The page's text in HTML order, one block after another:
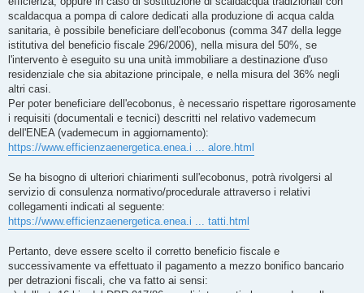
scaldacqua a pompa di calore dedicati alla produzione di acqua calda
sanitaria, è possibile beneficiare dell'ecobonus (comma 347 della legge
istitutiva del beneficio fiscale 296/2006), nella misura del 50%, se
l'intervento è eseguito su una unità immobiliare a destinazione d'uso
residenziale che sia abitazione principale, e nella misura del 36% negli
altri casi.
Per poter beneficiare dell'ecobonus, è necessario rispettare rigorosamente
i requisiti (documentali e tecnici) descritti nel relativo vademecum
dell'ENEA (vademecum in aggiornamento):
https://www.efficienzaenergetica.enea.i ... alore.html
Se ha bisogno di ulteriori chiarimenti sull'ecobonus, potrà rivolgersi al
servizio di consulenza normativo/procedurale attraverso i relativi
collegamenti indicati al seguente:
https://www.efficienzaenergetica.enea.i ... tatti.html
Pertanto, deve essere scelto il corretto beneficio fiscale e
successivamente va effettuato il pagamento a mezzo bonifico bancario
per detrazioni fiscali, che va fatto ai sensi: